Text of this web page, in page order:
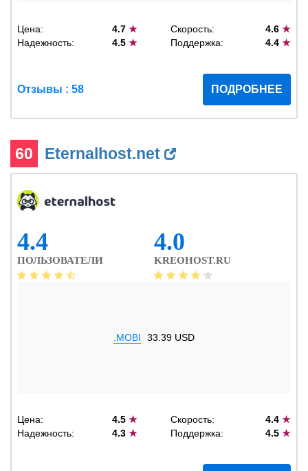
Цена: 4.7★ Скорость: 4.6 ★
Надежность:
4.5★ Поддержка: 4.4 ★
Отзывы : 58 ПОДРОБНЕЕ
60 Eternalhost.net
4.4
ПОЛЬЗОВАТЕЛИ
4.0
KREOHOST.RU
.MOBI 33.39 USD
Цена: 4.5★ Скорость: 4.4 ★
Надежность:
4.3★ Поддержка: 4.5 ★